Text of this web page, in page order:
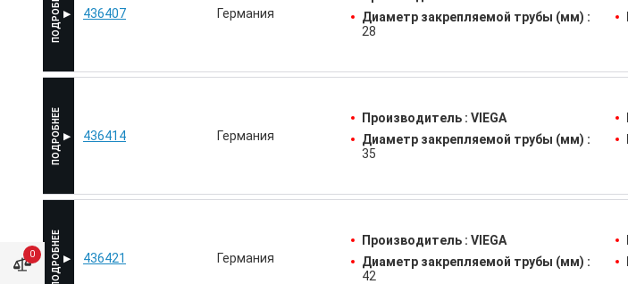
0
436407 Германия
Диаметр закрепляемой трубы (мм) :
28
436414 Германия
Производитель : VIEGA
Диаметр закрепляемой трубы (мм) :
35
436421 Германия
Производитель : VIEGA
Диаметр закрепляемой трубы (мм) :
42